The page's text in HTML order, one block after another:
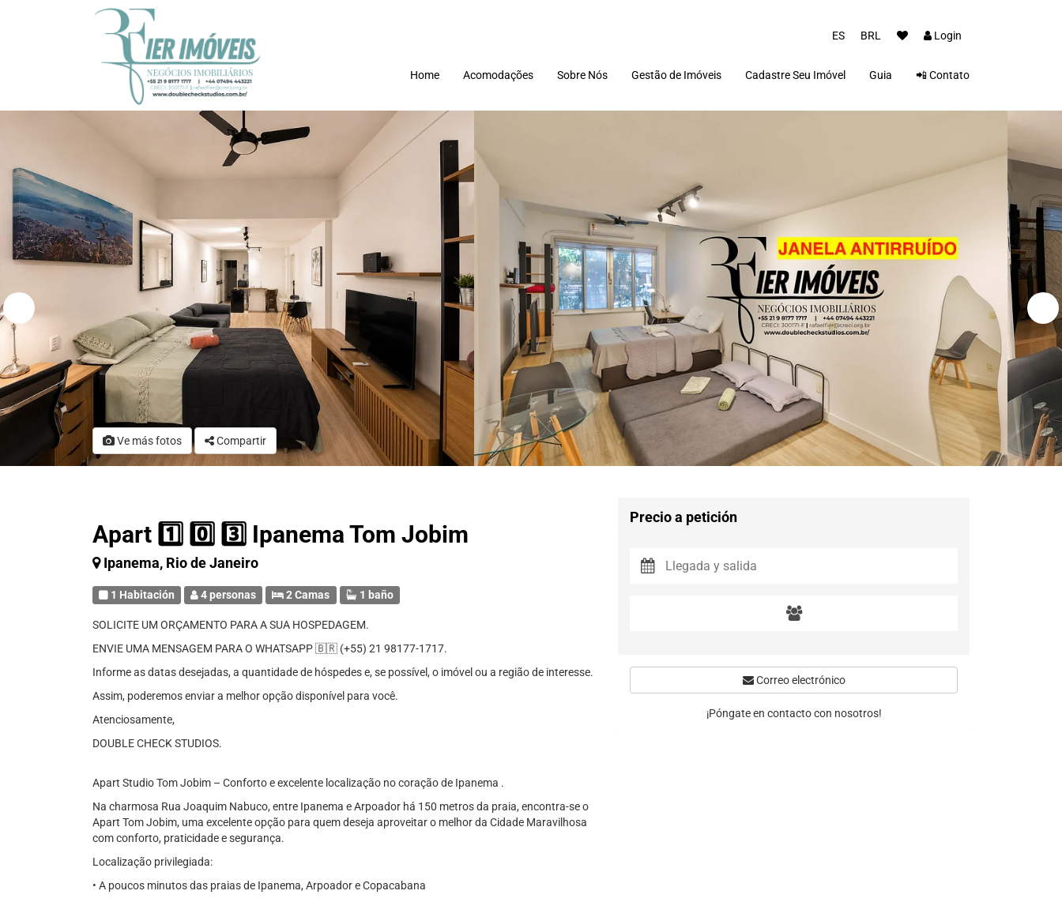
ES BRL Login
Home Acomodações Sobre Nós Gestão de Imóveis Cadastre Seu Imóvel Guia 📲 Contato
Ve más fotos Compartir
Apart 1️⃣ 0️⃣ 3️⃣ Ipanema Tom Jobim
Ipanema, Rio de Janeiro
1 Habitación 4 personas 2 Camas 1 baño
SOLICITE UM ORÇAMENTO PARA A SUA HOSPEDAGEM.
ENVIE UMA MENSAGEM PARA O WHATSAPP 🇧🇷 (+55) 21 98177-1717.
Informe as datas desejadas, a quantidade de hóspedes e, se possível, o imóvel ou a região de interesse.
Assim, poderemos enviar a melhor opção disponível para você.
Atenciosamente,
DOUBLE CHECK STUDIOS.
Apart Studio Tom Jobim – Conforto e excelente localização no coração de Ipanema .
Na charmosa Rua Joaquim Nabuco, entre Ipanema e Arpoador há 150 metros da praia, encontra-se o
Apart Tom Jobim, uma excelente opção para quem deseja aproveitar o melhor da Cidade Maravilhosa
com conforto, praticidade e segurança.
Localização privilegiada:
• A poucos minutos das praias de Ipanema, Arpoador e Copacabana
Precio a petición
Correo electrónico
¡Póngate en contacto con nosotros!